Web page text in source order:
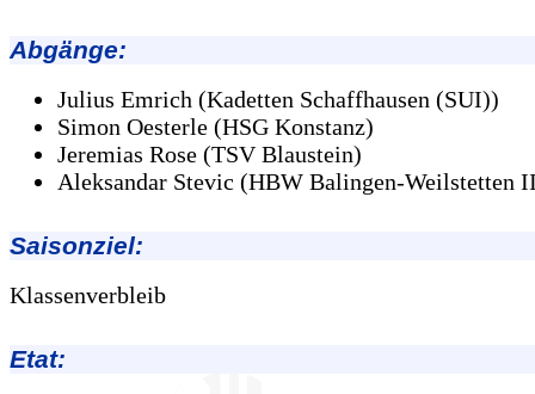
Abgänge:
Julius Emrich (Kadetten Schaffhausen (SUI))
Simon Oesterle (HSG Konstanz)
Jeremias Rose (TSV Blaustein)
Aleksandar Stevic (HBW Balingen-Weilstetten
Saisonziel:
Klassenverbleib
Etat: